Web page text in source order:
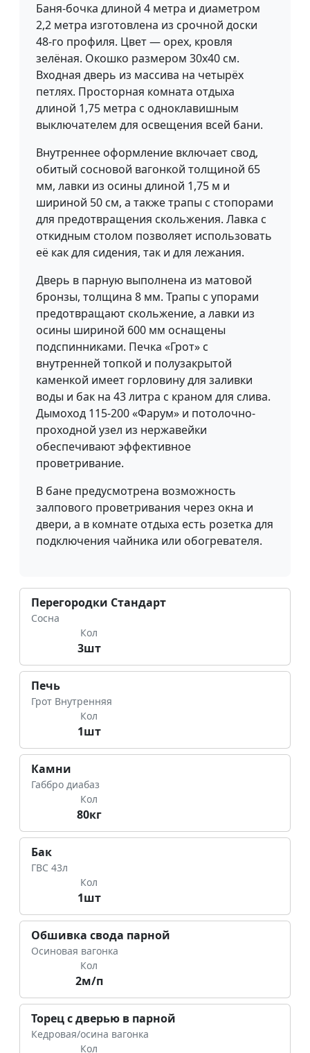
Баня-бочка длиной 4 метра и диаметром
2,2 метра изготовлена из срочной доски
48-го профиля. Цвет — орех, кровля
зелёная. Окошко размером 30x40 см.
Входная дверь из массива на четырёх
петлях. Просторная комната отдыха
длиной 1,75 метра с одноклавишным
выключателем для освещения всей бани.
Внутреннее оформление включает свод,
обитый сосновой вагонкой толщиной 65
мм, лавки из осины длиной 1,75 м и
шириной 50 см, а также трапы с стопорами
для предотвращения скольжения. Лавка с
откидным столом позволяет использовать
её как для сидения, так и для лежания.
Дверь в парную выполнена из матовой
бронзы, толщина 8 мм. Трапы с упорами
предотвращают скольжение, а лавки из
осины шириной 600 мм оснащены
подспинниками. Печка «Грот» с
внутренней топкой и полузакрытой
каменкой имеет горловину для заливки
воды и бак на 43 литра с краном для слива.
Дымоход 115-200 «Фарум» и потолочно-
проходной узел из нержавейки
обеспечивают эффективное
проветривание.
В бане предусмотрена возможность
залпового проветривания через окна и
двери, а в комнате отдыха есть розетка для
подключения чайника или обогревателя.
Перегородки Стандарт
Сосна
Кол
3шт
Печь
Грот Внутренняя
Кол
1шт
Камни
Габбро диабаз
Кол
80кг
Бак
ГВС 43л
Кол
1шт
Обшивка свода парной
Осиновая вагонка
Кол
2м/п
Торец с дверью в парной
Кедровая/осина вагонка
Кол